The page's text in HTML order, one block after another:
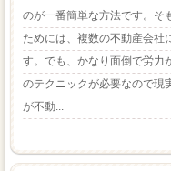
のが一番簡単な方法です。そ
ためには、複数の不動産会社
す。でも、かなり面倒で労力
のテクニックが必要なので現
が不動...